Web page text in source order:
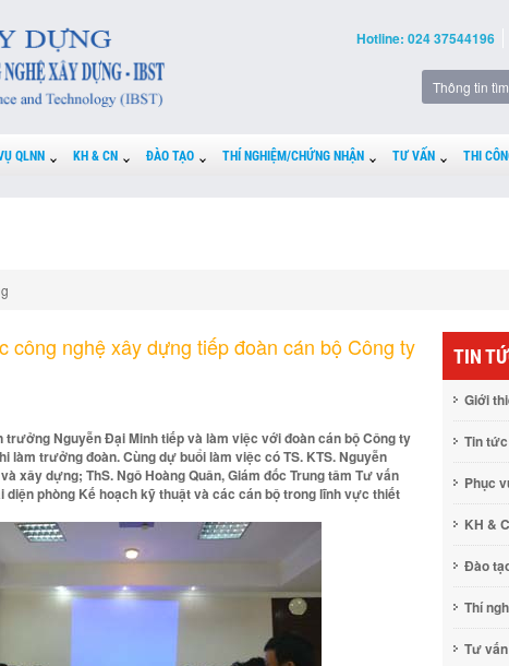
Hotline: 024 37544196
QLNN KH & CN ĐÀO TẠO THÍ NGHIỆM/CHỨNG NHẬN TƯ VẤN THI
công nghệ xây dựng tiếp đoàn cán bộ Công ty
trưởng Nguyễn Đại Minh tiếp và làm việc với đoàn cán bộ Công ty
làm trưởng đoàn. Cùng dự buổi làm việc có TS. KTS. Nguyễn
xây dựng; ThS. Ngô Hoàng Quân, Giám đốc Trung tâm Tư vấn
diện phòng Kế hoạch kỹ thuật và các cán bộ trong lĩnh vực thiết
TIN
Giới
Tin tức
Phục
KH &
Đào
Thí
Tư vấn